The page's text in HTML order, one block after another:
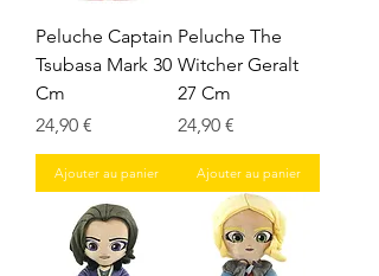
Peluche Captain
Tsubasa Mark 30
Cm
Prix
24,90 €
Ajouter au panier
Peluche The
Witcher Geralt
27 Cm
Prix
24,90 €
Ajouter au panier